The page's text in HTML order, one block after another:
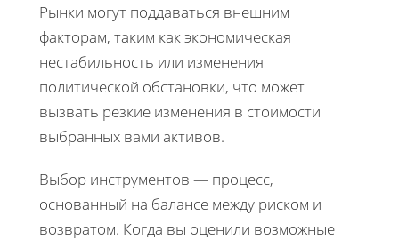
Рынки могут поддаваться внешним
факторам, таким как экономическая
нестабильность или изменения
политической обстановки, что может
вызвать резкие изменения в стоимости
выбранных вами активов.
Выбор инструментов — процесс,
основанный на балансе между риском и
возвратом. Когда вы оценили возможные